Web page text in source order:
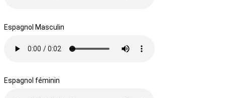
Espagnol Masculin
Espagnol féminin